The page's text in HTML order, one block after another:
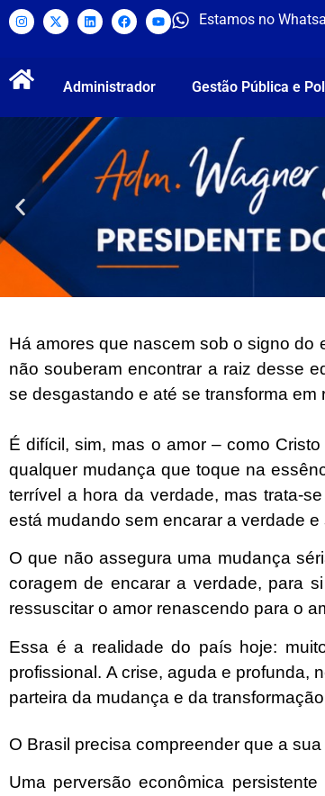
Estamos no
Administrador Gestão Pública e
Há amores que nascem sob o signo do
não souberam encontrar a raiz desse
se desgastando e até se transforma
É difícil, sim, mas o amor – como
qualquer mudança que toque na
terrível a hora da verdade, mas trata-
está mudando sem encarar a verdade
O que não assegura uma mudança
coragem de encarar a verdade, para
ressuscitar o amor renascendo para o
Essa é a realidade do país hoje:
profissional.A crise, aguda e profunda,
parteira da mudança e da
O Brasil precisa compreender que a
Uma perversão econômica